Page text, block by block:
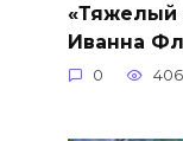
«Тяжелый
Иванна
0 406